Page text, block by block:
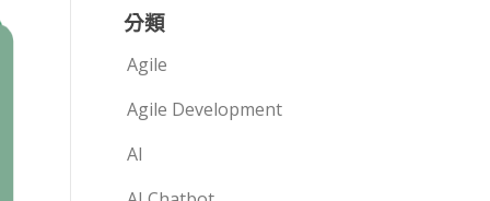
分類
Agile
Agile Development
AI